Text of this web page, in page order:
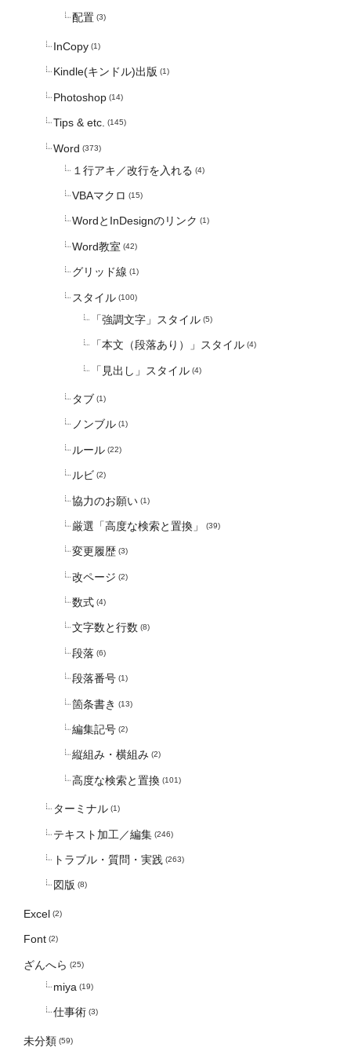
配置 (3)
InCopy (1)
Kindle(キンドル)出版 (1)
Photoshop (14)
Tips & etc. (145)
Word (373)
１行アキ／改行を入れる (4)
VBAマクロ (15)
WordとInDesignのリンク (1)
Word教室 (42)
グリッド線 (1)
スタイル (100)
「強調文字」スタイル (5)
「本文（段落あり）」スタイル (4)
「見出し」スタイル (4)
タブ (1)
ノンブル (1)
ルール (22)
ルビ (2)
協力のお願い (1)
厳選「高度な検索と置換」 (39)
変更履歴 (3)
改ページ (2)
数式 (4)
文字数と行数 (8)
段落 (6)
段落番号 (1)
箇条書き (13)
編集記号 (2)
縦組み・横組み (2)
高度な検索と置換 (101)
ターミナル (1)
テキスト加工／編集 (246)
トラブル・質問・実践 (263)
図版 (8)
Excel (2)
Font (2)
ざんへら (25)
miya (19)
仕事術 (3)
未分類 (59)